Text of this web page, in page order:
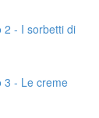
2 - I sorbetti di
3 - Le creme